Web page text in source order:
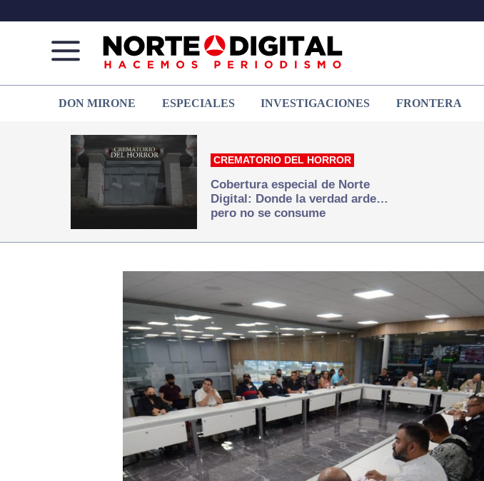
de
Juárez
que
hacemos periodismo
DON MIRONE ESPECIALES INVESTIGACIONES FRONTERA
CREMATORIO DEL HORROR
Cobertura especial de Norte
Digital: Donde la verdad arde…
pero no se consume